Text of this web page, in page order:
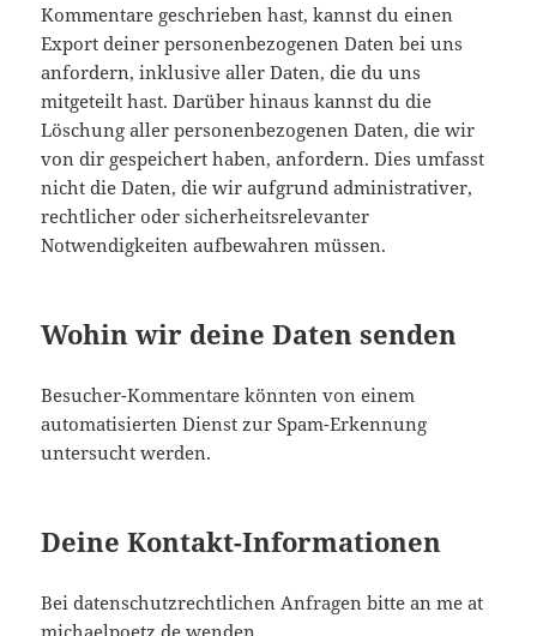
Kommentare geschrieben hast, kannst du einen
Export deiner personenbezogenen Daten bei uns
anfordern, inklusive aller Daten, die du uns
mitgeteilt hast. Darüber hinaus kannst du die
Löschung aller personenbezogenen Daten, die wir
von dir gespeichert haben, anfordern. Dies umfasst
nicht die Daten, die wir aufgrund administrativer,
rechtlicher oder sicherheitsrelevanter
Notwendigkeiten aufbewahren müssen.
Wohin wir deine Daten senden
Besucher-Kommentare könnten von einem
automatisierten Dienst zur Spam-Erkennung
untersucht werden.
Deine Kontakt-Informationen
Bei datenschutzrechtlichen Anfragen bitte an me at